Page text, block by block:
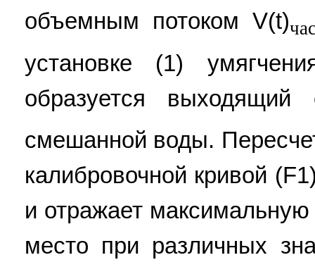
объемным потоком V(t)
установке (1)
образуется
смешанной воды.
калибровочной кривой
и отражает
место при различных